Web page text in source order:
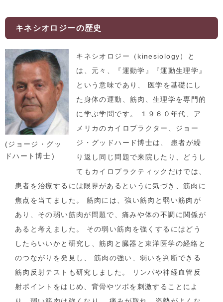
キネシオロジーの歴史
(ジョージ・グッ
ドハート博士)
キネシオロジー（kinesiology）と
は、元々、『運動学』『運動生理学』
という意味であり、 医学を基礎にし
た身体の運動、筋肉、生理学を専門的
に学ぶ学問です。 １９６０年代、ア
メリカのカイロプラクター、ジョー
ジ・グッドハード博士は、 患者が繰
り返し同じ問題で来院したり、どうし
てもカイロプラクティックだけでは、
患者を治療するには限界があるというに気づき、筋肉に
焦点を当てました。 筋肉には、強い筋肉と弱い筋肉が
あり、その弱い筋肉が問題で、痛みや体の不調に関係が
あると考えました。 その弱い筋肉を強くするにはどう
したらいいかと研究し、筋肉と臓器と東洋医学の経絡と
のつながりを発見し、 筋肉の強い、弱いを判断できる
筋肉反射テストも研究しました。 リンパや神経血管反
射ポイントをはじめ、背骨やツボを刺激することによ